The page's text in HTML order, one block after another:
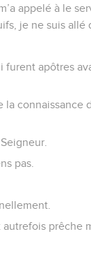
appelé à le
je ne suis allé
furent apôtres
la connaissance
pas.
prêche